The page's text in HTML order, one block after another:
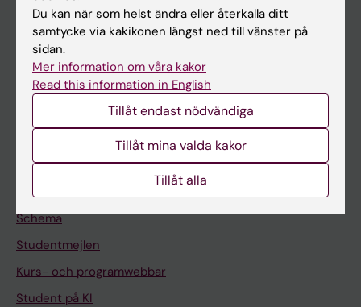
På gång
Nyheter
Kalender
Ladok
Canvas
Schema
Studentmejlen
Kurs- och programwebbar
Student på KI
Du kan när som helst ändra eller återkalla ditt
samtycke via kakikonen längst ned till vänster på
sidan.
Mer information om våra kakor
Read this information in English
Tillåt endast nödvändiga
Tillåt mina valda kakor
Tillåt alla